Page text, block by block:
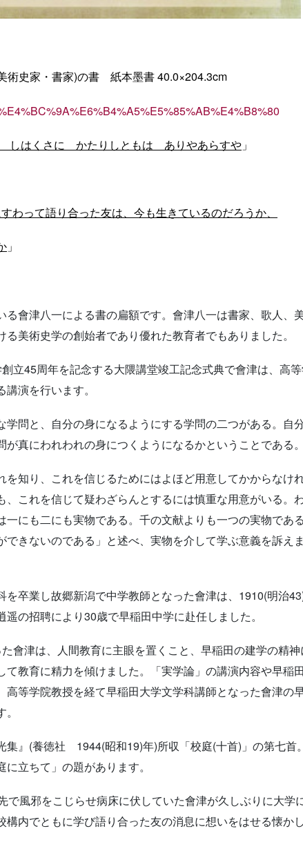
術史家・ 書家)の書 紙本墨書 40.0×204.3cm
しはくさに かたりしともは ありやあらすや 」
わって語り合った友は、今も生きているのだろうか、
」
會津八一による書の扁額です。會津八一は書家、歌人、
美術史学の創始者であり優れた教育者でもありました。
立45周年を記念する大隈講堂竣工記念式典で會津は、高
演を行います。
問と、自分の身になるようにする学問の二つがある。自
真にわれわれの身につくようになるかということである。
知り、これを信じるためにはよほど用意してかからなけ
、これを信じて疑わざらんとするには慎重な用意がいる。
にも二にも実物である。千の文献よりも一つの実物である
きないのである」と述べ、実物を介して学ぶ意義を訴え
卒業し故郷新潟で中学教師となった會津は、1910(明治
の招聘により30歳で早稲田中学に赴任しました。
會津は、人間教育に主眼を置くこと、早稲田の建学の精神
て教育に精力を傾けました。「実学論」の講演内容や早稲
等学院教授を経て早稲田大学文学科講師となった會津の
』(養徳社 1944(昭和19)年)所収「校庭(十首)」の第七首。
立ちて」の題があります。
風邪をこじらせ病床に伏していた會津が久しぶりに大学
内でともに学び語り合った友の消息に想いをはせる懐か